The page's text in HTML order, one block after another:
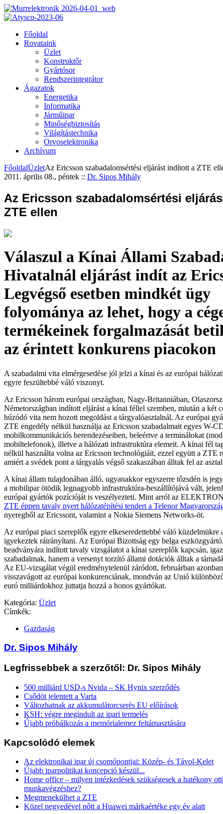
Főoldal
Rovataink
Üzlet
Konstruktőr
Gyártósor
Rendszerintegrátor
Ágazatok
Energetika
Informatika
Járműipar
Minőségbiztosítás
Világítástechnika
Orvoselektronika
Archívum
FőoldalÜzletAz Ericsson szabadalomsértési eljárást indított a ZTE
2011. április 08., péntek :: Dr. Sipos Mihály
Az Ericsson szabadalomsértési
ZTE ellen
Válaszul a Kínai Állami
Hivatalnál eljárást indít az
Legvégső esetben mindkét ügy
folyománya az lehet, hogy a
termékeinek forgalmazását
az érintett konkurens piacokon
A szabadalmi vita elmérgesedése jól jelzi a kínai és az európai
egyre feszültebbé váló viszonyt.
Az Ericsson három európai országban, Nagy-Britanniában,
Németországban indított eljárást a kínai féllel szemben, miután a két
húzódó vita nem hozott megoldást a tárgyalóasztalnál. Az európai
ZTE engedély nélkül használja az Ericsson szabadalmait egyes W-
mobilkommunikációs berendezéseiben, beleértve a terminálokat
mobiltelefonok), illetve a hálózati infrastruktúra elemeit. A kínai fél
nélkül használta volna az Ericsson technológiáit, ezzel együtt a ZTE
amiért a svédek pont a tárgyalás végső szakaszában álltak fel az
A kínai állam tulajdonában álló, ugyanakkor egyszerre tőzsdén is
a mobilipar ötödik legnagyobb infrastruktúra-beszállítójává vált,
európai gyártók pozícióját is veszélyezteti. Mint arról az
ZTE éppen tavaly nyert hálózatépítési tendert a Telenor
nyeregből az Ericssont, valamint a Nokia Siemens Networks-öt.
Az európai piaci szereplők egyre elkeseredettebbé váló
igyekeztek ráirányítani. Az Európai Bizottság egy belga
beadványára indított tavaly vizsgálatot a kínai szereplők kapcsán,
szabadalmak, hanem a versenyt torzító állami dotációk álltak a
Az EU-vizsgálat végül eredménytelenül záródott, februárban
visszavágott az európai konkurenciának, mondván az Unió
euró milliárdokhoz juttatja hozzá a honos gyártókat.
Kategória: Üzlet
Címkék:
Gazdaság
Dr. Sipos Mihály
Legfrissebbek a szerzőtől: Dr. Sipos Mihály
500 milliárd USD-s Nvida – SK Hynix szerződés
Csődöt jelentett a Varta
Változhatnak az akkumulátorcserés EU előírások
KSH: végre megindult az ipari termelés
Újabb próbálkozás a memórialemez feltámasztására
Kapcsolódó elemek
Az elektronikai ipar új csomópontjai: Közép- és Távol-Kelet
Újabb iparpolitikai koncepció készül...
Home office – milyen intézkedések szükségesek a hatékony
munkavégzéshez?
Megmenekülhet a ZTE
Közel negyedével nőtt a Huawei márkaértéke egy év alatt